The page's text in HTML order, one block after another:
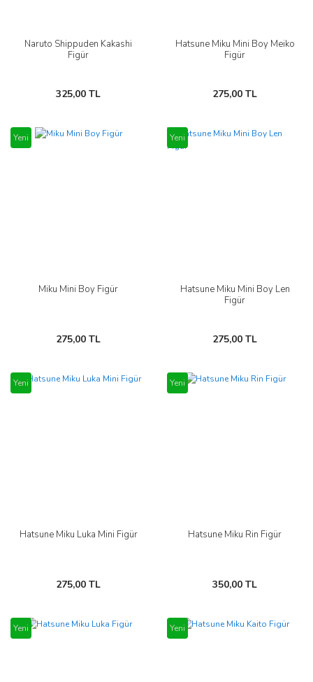
Naruto Shippuden Kakashi
Figür
325,00 TL
Hatsune Miku Mini Boy Meiko
Figür
275,00 TL
Yeni
Miku Mini Boy Figür
275,00 TL
Yeni
Hatsune Miku Mini Boy Len
Figür
275,00 TL
Yeni
Hatsune Miku Luka Mini Figür
275,00 TL
Yeni
Hatsune Miku Rin Figür
350,00 TL
Yeni Yeni